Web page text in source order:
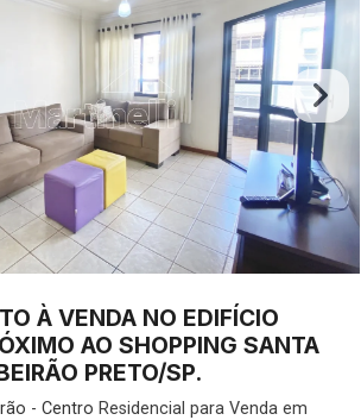
À VENDA NO EDIFÍCIO
AO SHOPPING SANTA
PRETO/SP.
- Centro Residencial para Venda em